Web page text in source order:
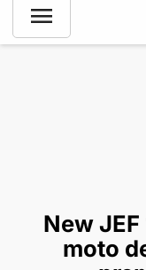
menu
Notícias
New JEF
moto